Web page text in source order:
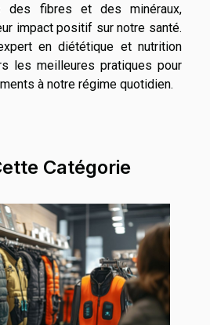
des fibres et des minéraux,
impact positif sur notre santé.
en diététique et nutrition
les meilleures pratiques pour
à notre régime quotidien.
Catégorie